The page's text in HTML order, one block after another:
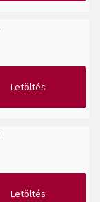
Letöltés
Letöltés